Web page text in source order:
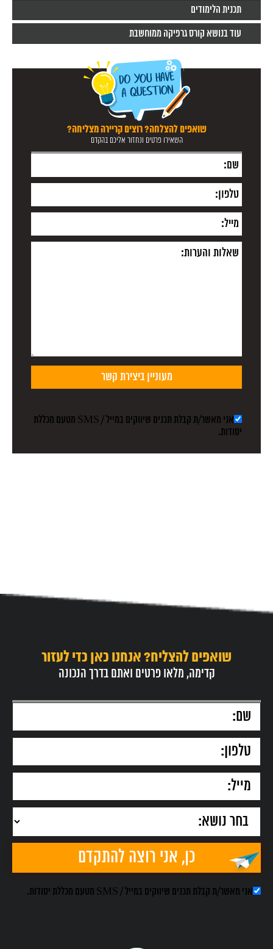
תכנית הלימודים
עוד בנושא קורס גרפיקה ממוחשבת
שואפים להצלחה? רוצים קריירה מצליחה?
השאירו פרטים ונחזור אליכם בהקדם
אני מאשר/ת קבלת תכנים שיווקים במייל / SMS מטעם מכללת
יסודות.
שואפים להצליח? אנחנו כאן כדי לעזור
קדימה, מלאו פרטים ואתם בדרך הנכונה
אני מאשר/ת קבלת תכנים שיווקים במייל / SMS מטעם מכללת יסודות.